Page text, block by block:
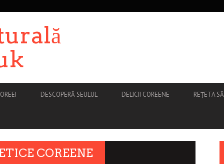
DESCOPERĂ SEULUL DELICII COREENE REȚETA
COREENE